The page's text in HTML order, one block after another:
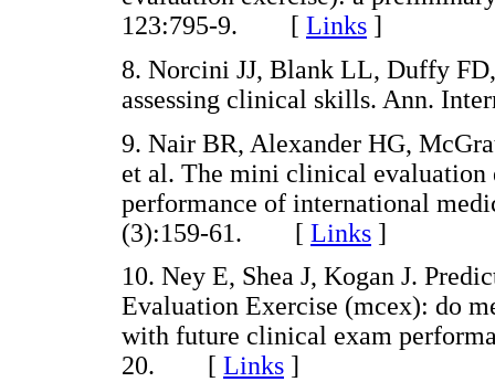
123:795-9. [ Links ]
8. Norcini JJ, Blank LL, Duffy
assessing clinical skills. Ann.
9. Nair BR, Alexander HG,
et al. The mini clinical
performance of international
(3):159-61. [ Links ]
10. Ney E, Shea J, Kogan J.
Evaluation Exercise (mcex): do
with future clinical exam
20. [ Links ]